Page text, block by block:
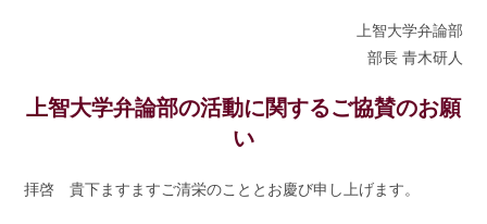
上智大学弁論部
部長 青木研人
上智大学弁論部の活動に関するご協賛のお願
い
拝啓 貴下ますますご清栄のこととお慶び申し上げます。